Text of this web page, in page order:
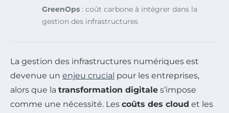
GreenOps : coût carbone à intégrer dans la
gestion des infrastructures
La gestion des infrastructures numériques est
devenue un enjeu crucial pour les entreprises,
alors que la transformation digitale s’impose
comme une nécessité. Les coûts des cloud et les